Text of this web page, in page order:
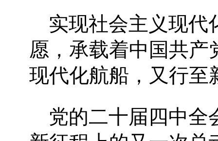
实现社会主义现代
愿，承载着中国共
现代化航船，又行
党的二十届四中全